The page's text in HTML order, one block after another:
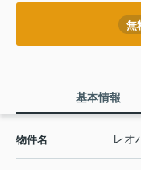
無
基本情報
物件名 レオ